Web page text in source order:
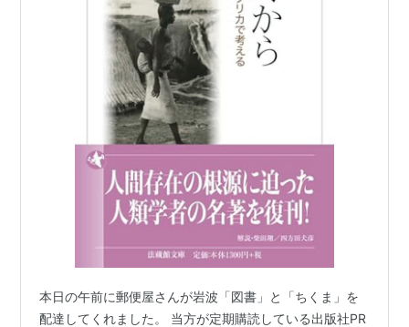
本日の午前に郵便屋さんが岩波「図書」と「ちくま」を
配達してくれました。 当方が定期購読している出版社PR